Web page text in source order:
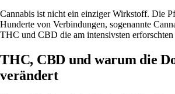
Cannabis ist nicht ein einziger Wirkstoff. Die
Hunderte von Verbindungen, sogenannte
THC und CBD die am intensivsten erforschten
THC, CBD und warum die
verändert